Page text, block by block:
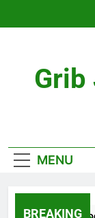
Grib
MENU
BREAKING